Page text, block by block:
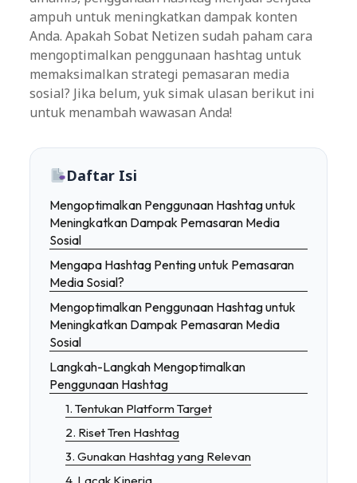
ampuh untuk meningkatkan dampak konten
Anda. Apakah Sobat Netizen sudah paham cara
mengoptimalkan penggunaan hashtag untuk
memaksimalkan strategi pemasaran media
sosial? Jika belum, yuk simak ulasan berikut ini
untuk menambah wawasan Anda!
Daftar Isi
Mengoptimalkan Penggunaan Hashtag untuk
Meningkatkan Dampak Pemasaran Media
Sosial
Mengapa Hashtag Penting untuk Pemasaran
Media Sosial?
Mengoptimalkan Penggunaan Hashtag untuk
Meningkatkan Dampak Pemasaran Media
Sosial
Langkah-Langkah Mengoptimalkan
Penggunaan Hashtag
1. Tentukan Platform Target
2. Riset Tren Hashtag
3. Gunakan Hashtag yang Relevan